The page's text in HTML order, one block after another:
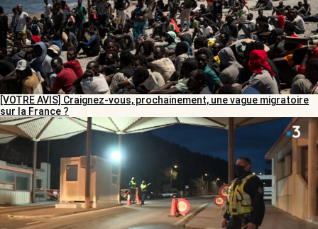
[VOTRE AVIS] Craignez-vous, prochainement, une vague migratoire
sur la France ?